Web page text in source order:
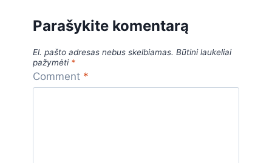
e
b
o
o
at
s
A
p
p
er
gr
a
s
e
g
e
Parašykite komentarą
El. pašto adresas nebus skelbiamas. Būtini laukeliai
pažymėti *
Comment *